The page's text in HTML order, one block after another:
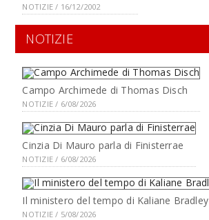
NOTIZIE / 16/12/2002
NOTIZIE
Campo Archimede di Thomas Disch
NOTIZIE / 6/08/2026
Cinzia Di Mauro parla di Finisterrae
NOTIZIE / 6/08/2026
Il ministero del tempo di Kaliane Bradley
NOTIZIE / 5/08/2026